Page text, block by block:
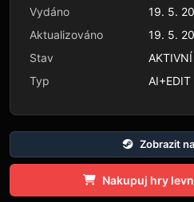
Vydáno
19. 5.
Aktualizováno
19. 5.
Stav
AKTIVNÍ
Typ
AI+EDIT
Zobrazit
Nakupuj hry